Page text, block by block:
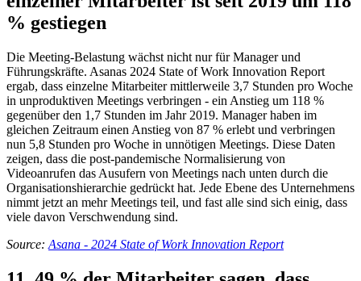
% gestiegen
Die Meeting-Belastung wächst nicht nur für Manager und
Führungskräfte. Asanas 2024 State of Work Innovation Report
ergab, dass einzelne Mitarbeiter mittlerweile 3,7 Stunden pro Woche
in unproduktiven Meetings verbringen - ein Anstieg um 118 %
gegenüber den 1,7 Stunden im Jahr 2019. Manager haben im
gleichen Zeitraum einen Anstieg von 87 % erlebt und verbringen
nun 5,8 Stunden pro Woche in unnötigen Meetings. Diese Daten
zeigen, dass die post-pandemische Normalisierung von
Videoanrufen das Ausufern von Meetings nach unten durch die
Organisationshierarchie gedrückt hat. Jede Ebene des Unternehmens
nimmt jetzt an mehr Meetings teil, und fast alle sind sich einig, dass
viele davon Verschwendung sind.
Source: Asana - 2024 State of Work Innovation Report